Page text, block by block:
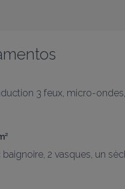
3 feux, micro-
²
2 vasques, un